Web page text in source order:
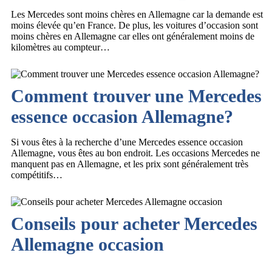
Les Mercedes sont moins chères en Allemagne car la demande est
moins élevée qu’en France. De plus, les voitures d’occasion sont
moins chères en Allemagne car elles ont généralement moins de
kilomètres au compteur…
Comment trouver une Mercedes
essence occasion Allemagne?
Si vous êtes à la recherche d’une Mercedes essence occasion
Allemagne, vous êtes au bon endroit. Les occasions Mercedes ne
manquent pas en Allemagne, et les prix sont généralement très
compétitifs…
Conseils pour acheter Mercedes
Allemagne occasion